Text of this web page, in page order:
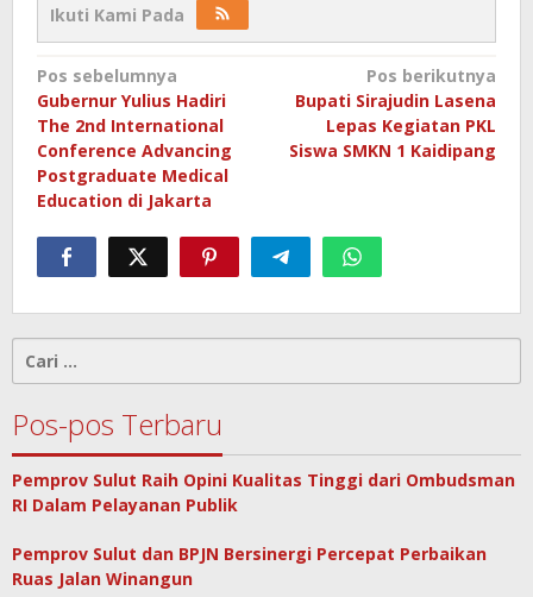
Ikuti Kami Pada
Navigasi
pos
Pos sebelumnya
Gubernur Yulius Hadiri
The 2nd International
Conference Advancing
Postgraduate Medical
Education di Jakarta
Pos berikutnya
Bupati Sirajudin Lasena
Lepas Kegiatan PKL
Siswa SMKN 1 Kaidipang
untuk:
Pos-pos Terbaru
Pemprov Sulut Raih Opini Kualitas Tinggi dari Ombudsman
RI Dalam Pelayanan Publik
Pemprov Sulut dan BPJN Bersinergi Percepat Perbaikan
Ruas Jalan Winangun